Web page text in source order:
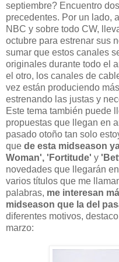
septiembre? Encuentro
precedentes. Por un lado,
NBC y sobre todo CW,
octubre para estrenar sus
sumar que estos canales
originales durante todo el
el otro, los canales de
vez están produciendo
estrenando las justas y
Este tema también puede
propuestas que llegan en
pasado otoño tan solo
que de esta midseason
Woman', 'Fortitude' y
novedades que llegarán
varios títulos que me
palabras, me interesan
midseason que la del
diferentes motivos,
marzo: